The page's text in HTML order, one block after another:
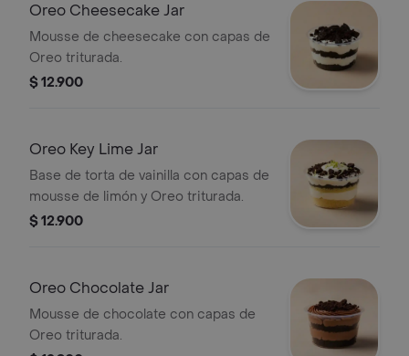
Oreo Cheesecake Jar
Mousse de cheesecake con capas de
Oreo triturada.
$ 12.900
Oreo Key Lime Jar
Base de torta de vainilla con capas de
mousse de limón y Oreo triturada.
$ 12.900
Oreo Chocolate Jar
Mousse de chocolate con capas de
Oreo triturada.